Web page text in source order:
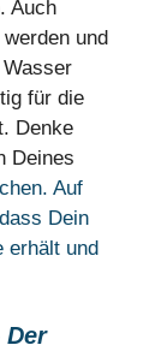
Auch
und
für die
Denke
Deines
Auf
Dein
erhält und
Der